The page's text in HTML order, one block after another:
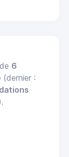
6
(dernier :